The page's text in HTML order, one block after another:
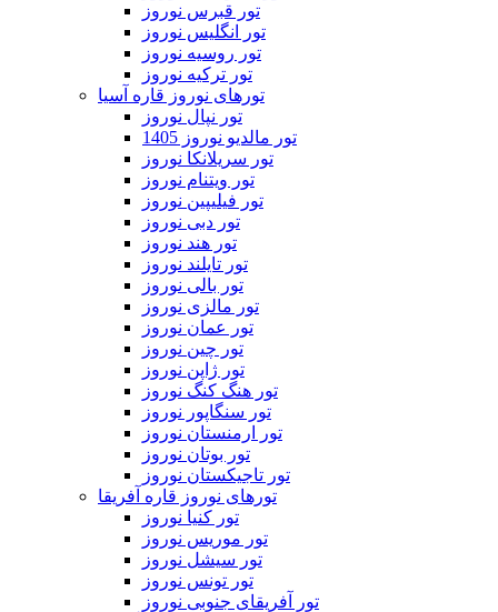
تور قبرس نوروز
تور انگلیس نوروز
تور روسیه نوروز
تور ترکیه نوروز
تورهای نوروز قاره آسیا
تور نپال نوروز
تور مالدیو نوروز 1405
تور سریلانکا نوروز
تور ویتنام نوروز
تور فیلیپین نوروز
تور دبی نوروز
تور هند نوروز
تور تایلند نوروز
تور بالی نوروز
تور مالزی نوروز
تور عمان نوروز
تور چین نوروز
تور ژاپن نوروز
تور هنگ کنگ نوروز
تور سنگاپور نوروز
تور ارمنستان نوروز
تور بوتان نوروز
تور تاجیکستان نوروز
تورهای نوروز قاره آفریقا
تور کنیا نوروز
تور موریس نوروز
تور سیشل نوروز
تور تونس نوروز
تور آفریقای جنوبی نوروز